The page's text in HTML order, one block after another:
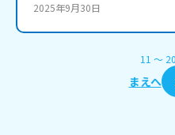
2025年9月30日
11 〜 20
まえへ